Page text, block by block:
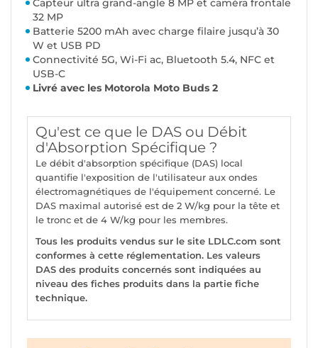
Capteur ultra grand-angle 8 MP et caméra frontale
32 MP
Batterie 5200 mAh avec charge filaire jusqu’à 30
W et USB PD
Connectivité 5G, Wi-Fi ac, Bluetooth 5.4, NFC et
USB-C
Livré avec les Motorola Moto Buds 2
Qu'est ce que le DAS ou Débit
d'Absorption Spécifique ?
Le débit d'absorption spécifique (DAS) local
quantifie l'exposition de l'utilisateur aux ondes
électromagnétiques de l'équipement concerné. Le
DAS maximal autorisé est de 2 W/kg pour la tête et
le tronc et de 4 W/kg pour les membres.
Tous les produits vendus sur le site LDLC.com sont
conformes à cette réglementation. Les valeurs
DAS des produits concernés sont indiquées au
niveau des fiches produits dans la partie fiche
technique.